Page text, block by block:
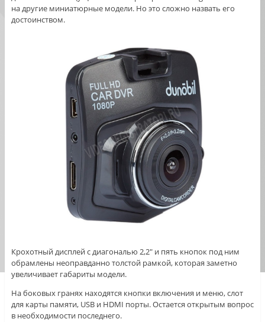
на другие миниатюрные модели. Но это сложно назвать его
достоинством.
Крохотный дисплей с диагональю 2,2″ и пять кнопок под ним
обрамлены неоправданно толстой рамкой, которая заметно
увеличивает габариты модели.
На боковых гранях находятся кнопки включения и меню, слот
для карты памяти, USB и HDMI порты. Остается открытым вопрос
в необходимости последнего.